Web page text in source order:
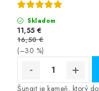
Skladom
11,55 €
16,50 €
(–30 %)
Šungit je kameň, ktorý